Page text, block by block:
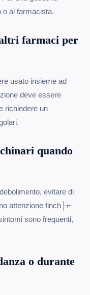
o al farmacista.
farmaci per
usato insieme ad
deve essere
richiedere un
quando
evitare di
attenzione finch├⌐
sono frequenti,
o durante